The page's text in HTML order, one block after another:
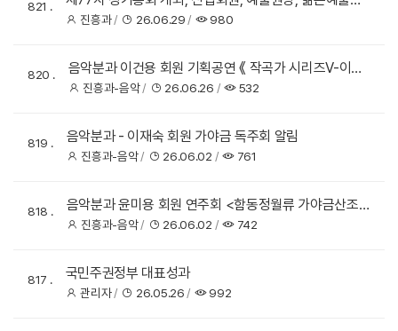
821
상 수상자 발표
진흥과 26.06.29 980
820
음악분과 이건용 회원 기획공연 《 작곡가 시리즈V-이건
용 》 알림
진흥과-음악 26.06.26 532
819 음악분과 - 이재숙 회원 가야금 독주회 알림
진흥과-음악 26.06.02 761
818
음악분과 윤미용 회원 연주회 <함동정월류 가야금산조>
알림진흥과-음악 26.06.02 742
817 국민주권정부 대표성과
관리자 26.05.26 992